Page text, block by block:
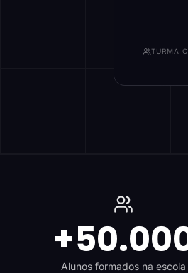
TURMA
Alunos formados na escola